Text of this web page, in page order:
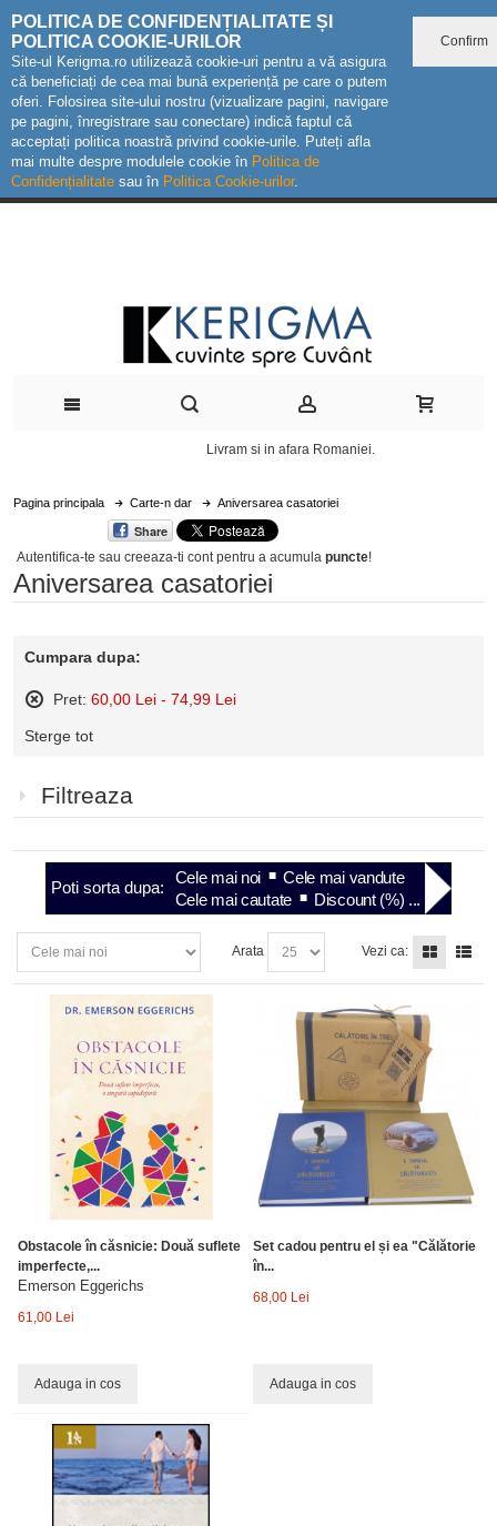
POLITICA DE CONFIDENȚIALITATE ȘI
POLITICA COOKIE-URILOR
Site-ul Kerigma.ro utilizează cookie-uri pentru a vă asigura
că beneficiați de cea mai bună experiență pe care o putem
oferi. Folosirea site-ului nostru (vizualizare pagini, navigare
pe pagini, înregistrare sau conectare) indică faptul că
acceptați politica noastră privind cookie-urile. Puteți afla
mai multe despre modulele cookie în Politica de
Confidențialitate sau în Politica Cookie-urilor.
Confirm
Livram si in afara Romaniei.
Pagina principala Carte-n dar Aniversarea casatoriei
Share
Autentifica-te sau creeaza-ti contpentru a acumula puncte!
Aniversarea casatoriei
Cumpara dupa:
Pret: 60,00 Lei - 74,99 Lei
acest
Sterge tot
Filtreaza
Poti sorta dupa:
Cele mai noi
Cele mai vandute
Cele mai cautate
Discount (%) ...
Arata Vezi ca:
Obstacole în căsnicie: Două suflete
imperfecte,...
Emerson Eggerichs
61,00 Lei
Adauga in cos
Set cadou pentru el și ea "Călătorie
în...
68,00 Lei
Adauga in cos